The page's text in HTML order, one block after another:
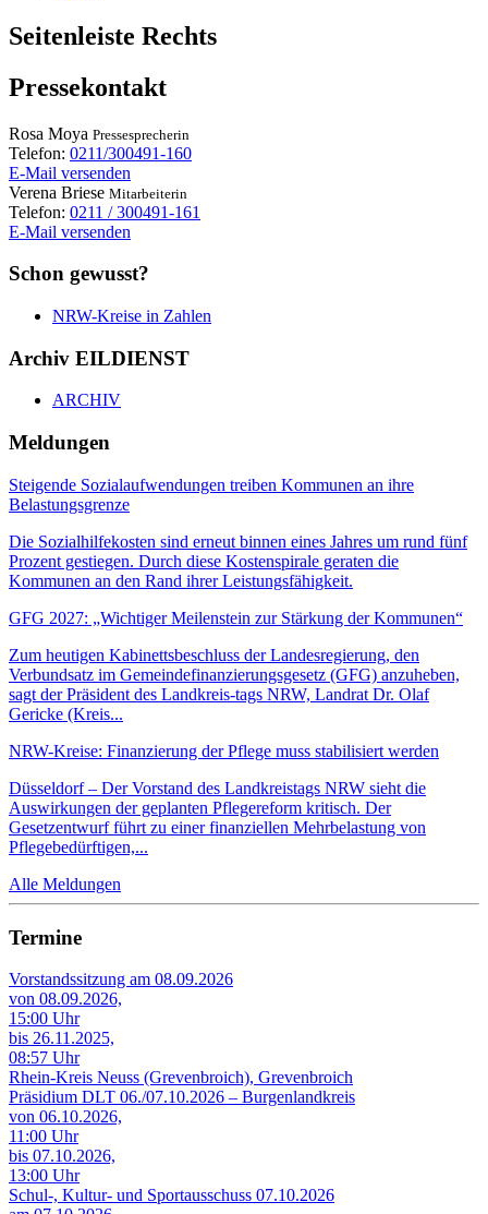
Seitenleiste Rechts
Pressekontakt
Rosa Moya Pressesprecherin
Telefon: 0211/300491-160
E-Mail versenden
Verena Briese Mitarbeiterin
Telefon: 0211 / 300491-161
E-Mail versenden
Schon gewusst?
NRW-Kreise in Zahlen
Archiv EILDIENST
ARCHIV
Meldungen
Steigende Sozialaufwendungen treiben Kommunen an ihre
Belastungsgrenze
Die Sozialhilfekosten sind erneut binnen eines Jahres um rund fünf
Prozent gestiegen. Durch diese Kostenspirale geraten die
Kommunen an den Rand ihrer Leistungsfähigkeit.
GFG 2027: „Wichtiger Meilenstein zur Stärkung der Kommunen“
Zum heutigen Kabinettsbeschluss der Landesregierung, den
Verbundsatz im Gemeindefinanzierungsgesetz (GFG) anzuheben,
sagt der Präsident des Landkreis-tags NRW, Landrat Dr. Olaf
Gericke (Kreis...
NRW-Kreise: Finanzierung der Pflege muss stabilisiert werden
Düsseldorf – Der Vorstand des Landkreistags NRW sieht die
Auswirkungen der geplanten Pflegereform kritisch. Der
Gesetzentwurf führt zu einer finanziellen Mehrbelastung von
Pflegebedürftigen,...
Alle Meldungen
Termine
Vorstandssitzung am 08.09.2026
von 08.09.2026,
15:00 Uhr
bis 26.11.2025,
08:57 Uhr
Rhein-Kreis Neuss (Grevenbroich), Grevenbroich
Präsidium DLT 06./07.10.2026 – Burgenlandkreis
von 06.10.2026,
11:00 Uhr
bis 07.10.2026,
13:00 Uhr
Schul-, Kultur- und Sportausschuss 07.10.2026